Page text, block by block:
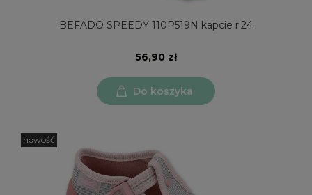
BEFADO SPEEDY 110P519N kapcie r.24
56,90 zł
Do koszyka
nowość